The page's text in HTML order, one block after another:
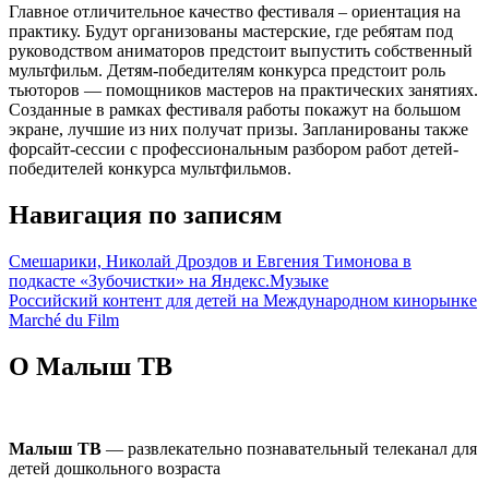
Главное отличительное качество фестиваля – ориентация на
практику. Будут организованы мастерские, где ребятам под
руководством аниматоров предстоит выпустить собственный
мультфильм. Детям-победителям конкурса предстоит роль
тьюторов — помощников мастеров на практических занятиях.
Созданные в рамках фестиваля работы покажут на большом
экране, лучшие из них получат призы. Запланированы также
форсайт-сессии с профессиональным разбором работ детей-
победителей конкурса мультфильмов.
Навигация по записям
Смешарики, Николай Дроздов и Евгения Тимонова в
подкасте «Зубочистки» на Яндекс.Музыке
Российский контент для детей на Международном кинорынке
Marché du Film
О Малыш ТВ
Малыш ТВ — развлекательно познавательный телеканал для
детей дошкольного возраста